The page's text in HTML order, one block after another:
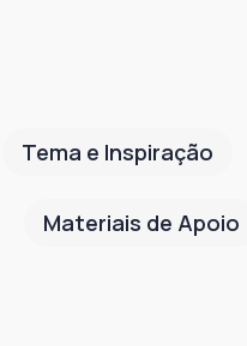
Tema e Inspiração
Materiais de Apoio